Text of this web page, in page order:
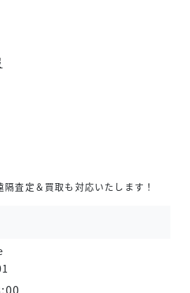
査定＆買取も対応いたします！